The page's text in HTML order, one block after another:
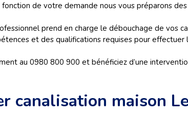
de votre demande nous vous préparons
prend en charge le débouchage de vos
et des qualifications requises pour effectuer
au 0980 800 900 et bénéficiez d’une
canalisation maison